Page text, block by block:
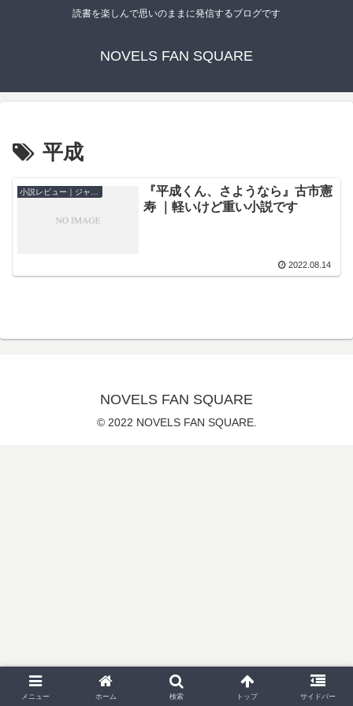
読書を楽しんで思いのままに発信するブログです
NOVELS FAN SQUARE
平成
『平成くん、さようなら』古市憲
寿 ｜軽いけど重い小説です
2022.08.14
NOVELS FAN SQUARE
© 2022 NOVELS FAN SQUARE.
メニュー ホーム 検索 トップ サイドバー